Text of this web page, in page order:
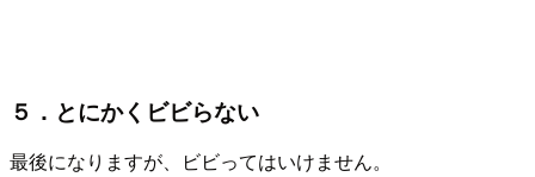
５．とにかくビビらない
最後になりますが、ビビってはいけません。